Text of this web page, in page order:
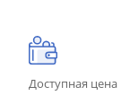
Доступная цена